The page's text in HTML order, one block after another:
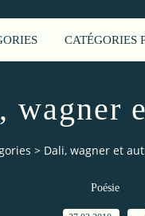
CATÉGORIES
wagner
> Dali, wagner et
Poésie